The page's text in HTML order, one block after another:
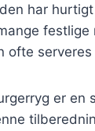
har
ofte
er